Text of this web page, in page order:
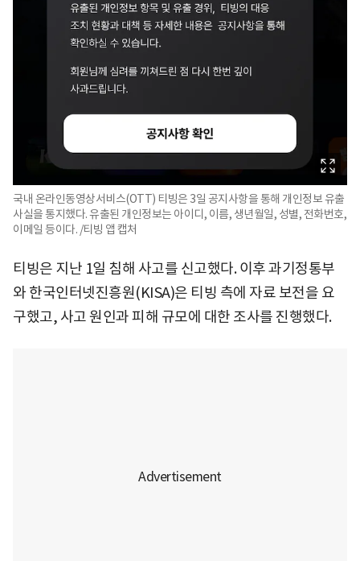
국내 온라인동영상서비스(OTT) 티빙은 3일 공지사항을 통해 개인정보 유출
사실을 통지했다. 유출된 개인정보는 아이디, 이름, 생년월일, 성별, 전화번호,
이메일 등이다. /티빙 앱 캡처
티빙은 지난 1일 침해 사고를 신고했다. 이후 과기정통부
와 한국인터넷진흥원(KISA)은 티빙 측에 자료 보전을 요
구했고, 사고 원인과 피해 규모에 대한 조사를 진행했다.